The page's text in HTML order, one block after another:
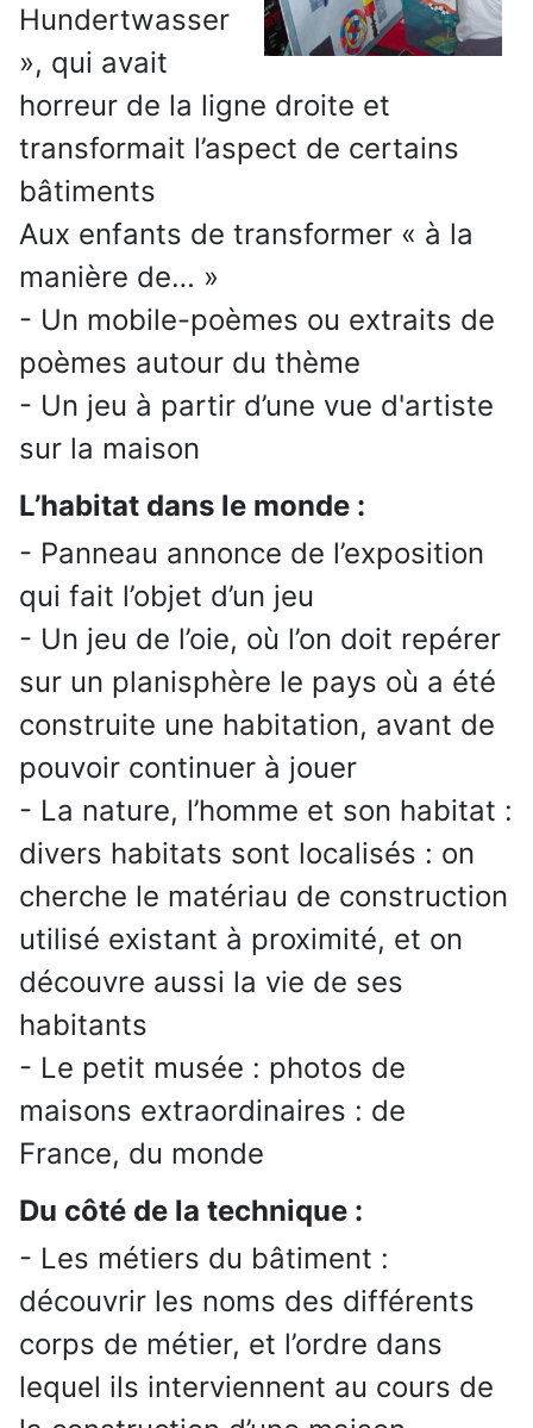
Hundertwasser
», qui avait
horreur de la ligne droite et
transformait l’aspect de certains
bâtiments
Aux enfants de transformer « à la
manière de… »
- Un mobile-poèmes ou extraits de
poèmes autour du thème
- Un jeu à partir d’une vue d'artiste
sur la maison
L’habitat dans le monde :
- Panneau annonce de l’exposition
qui fait l’objet d’un jeu
- Un jeu de l’oie, où l’on doit repérer
sur un planisphère le pays où a été
construite une habitation, avant de
pouvoir continuer à jouer
- La nature, l’homme et son habitat :
divers habitats sont localisés : on
cherche le matériau de construction
utilisé existant à proximité, et on
découvre aussi la vie de ses
habitants
- Le petit musée : photos de
maisons extraordinaires : de
France, du monde
Du côté de la technique :
- Les métiers du bâtiment :
découvrir les noms des différents
corps de métier, et l’ordre dans
lequel ils interviennent au cours de